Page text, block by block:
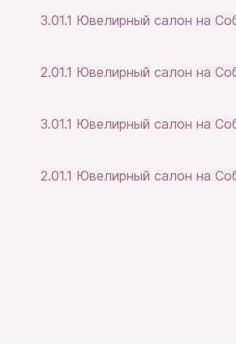
3.01.1 Ювелирный салон на
2.01.1 Ювелирный салон на
3.01.1 Ювелирный салон на
2.01.1 Ювелирный салон на